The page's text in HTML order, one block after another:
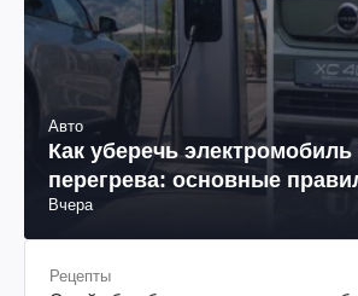
Авто
Как уберечь электромобиль
перегрева: основные
Вчера
Рецепты